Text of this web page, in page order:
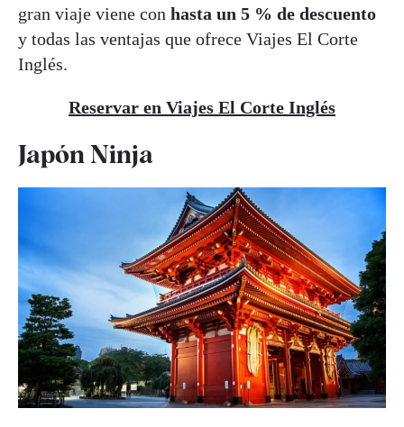
gran viaje viene con hasta un 5 % de descuento
y todas las ventajas que ofrece Viajes El Corte
Inglés.
Reservar en Viajes El Corte Inglés
Japón Ninja